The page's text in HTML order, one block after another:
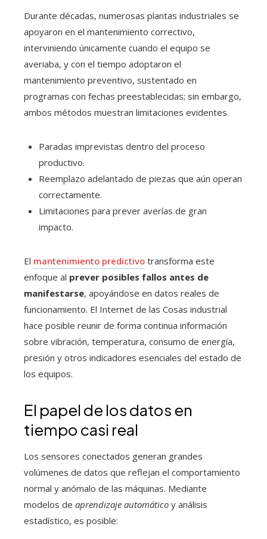
Durante décadas, numerosas plantas industriales se
apoyaron en el mantenimiento correctivo,
interviniendo únicamente cuando el equipo se
averiaba, y con el tiempo adoptaron el
mantenimiento preventivo, sustentado en
programas con fechas preestablecidas; sin embargo,
ambos métodos muestran limitaciones evidentes.
Paradas imprevistas dentro del proceso
productivo.
Reemplazo adelantado de piezas que aún operan
correctamente.
Limitaciones para prever averías de gran
impacto.
El mantenimiento predictivo transforma este
enfoque al prever posibles fallos antes de
manifestarse, apoyándose en datos reales de
funcionamiento. El Internet de las Cosas industrial
hace posible reunir de forma continua información
sobre vibración, temperatura, consumo de energía,
presión y otros indicadores esenciales del estado de
los equipos.
El papel de los datos en
tiempo casi real
Los sensores conectados generan grandes
volúmenes de datos que reflejan el comportamiento
normal y anómalo de las máquinas. Mediante
modelos de aprendizaje automático y análisis
estadístico, es posible: